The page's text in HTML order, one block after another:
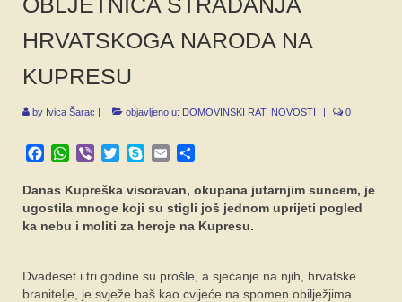
HRVATSKOGA NARODA NA
KUPRESU
by Ivica Šarac | objavljeno u: DOMOVINSKI RAT, NOVOSTI | 0
Facebook
WhatsApp
Viber TwitterSkypeEmail
Danas Kupreška visoravan, okupana jutarnjim suncem, je
ugostila mnoge koji su stigli još jednom uprijeti pogled
ka nebu i moliti za heroje na Kupresu.
Dvadeset i tri godine su prošle, a sjećanje na njih, hrvatske
branitelje, je svježe baš kao cvijeće na spomen obilježjima